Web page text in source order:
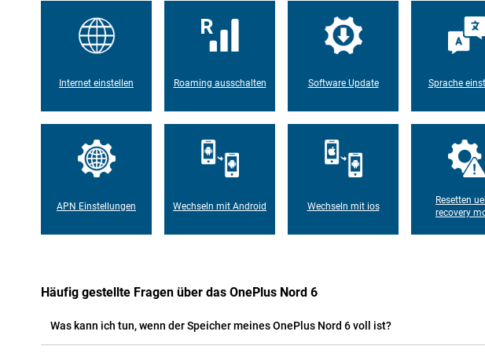
Internet einstellen Roaming ausschalten Software Update Sprache
APN Einstellungen Wechseln mit Android Wechseln mit ios
Resetten
recovery
Häufig gestellte Fragen über das OnePlus Nord 6
Was kann ich tun, wenn der Speicher meines OnePlus Nord 6 voll ist?